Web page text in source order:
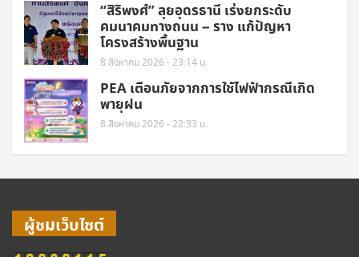
“สิริพงศ์” ลุยอุดรธานี เร่งยกระดับ
คมนาคมทางถนน – ราง แก้ปัญหา
โครงสร้างพื้นฐาน
8 สิงหาคม 2026 - 23:14 น.
PEA เตือนภัยจากการใช้ไฟฟ้ากรณีเกิด
พายุฝน
8 สิงหาคม 2026 - 22:33 น.
ผู้ชมเว็บไซต์